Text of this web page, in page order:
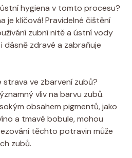
hygiena v tomto procesu?
je klíčová! Pravidelné čištění
zubní nitě a ústní vody
zdravé a zabraňuje
strava ve zbarvení zubů?
vliv na barvu zubů.
obsahem pigmentů, jako
a tmavé bobule, mohou
těchto potravin může
zubů.